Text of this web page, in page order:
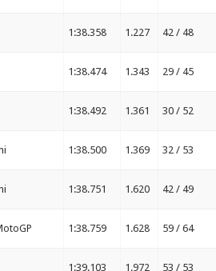
1:38.358 1.227 42 / 48
1:38.474 1.343 29 / 45
1:38.492 1.361 30 / 52
1:38.500 1.369 32 / 53
1:38.751 1.620 42 / 49
1:38.759 1.628 59 / 64
1:39.103 1.972 53 / 53